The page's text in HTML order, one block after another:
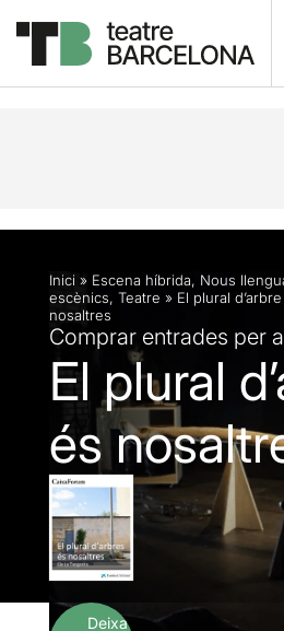
Descripció Fitxa artística
Inici » Escena híbrida, Nous
escènics, Teatre » El plural
nosaltres
Comprar entrades per a
El plural
és
Deixa